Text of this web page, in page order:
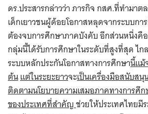
ดร.ประสารกล่าวว่า ภารกิจ กสศ.ที่ทำมา
เด็กเยาวชนผู้ด้อยโอกาสหลุดจากระบบก
ต้องจบการศึกษาภาคบังคับ อีกส่วนหนึ่งคื
กลุ่มนี้ได้รับการศึกษาในระดับที่สูงที่สุด ไ
ระบบหลักประกันโอกาสทางการศึกษานี้แม้
ต้นแต่ในระยะยาวจะเป็นเครื่องมือสนับส
ติดตามนโยบายความเสมอภาคทางการศึ
ของประเทศที่สำคัญช่วยให้ประเทศไทยมี